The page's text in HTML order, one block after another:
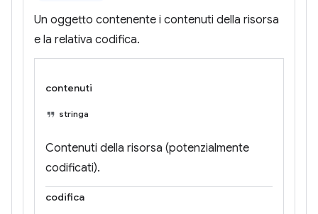
Un oggetto contenente i contenuti della risorsa
e la relativa codifica.
contenuti
stringa
Contenuti della risorsa (potenzialmente
codificati).
codifica